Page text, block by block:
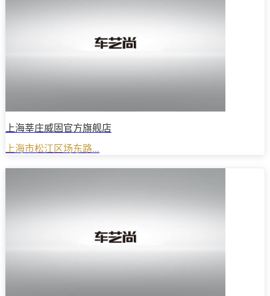
上海莘庄威固官方旗舰店
上海市松江区场东路...